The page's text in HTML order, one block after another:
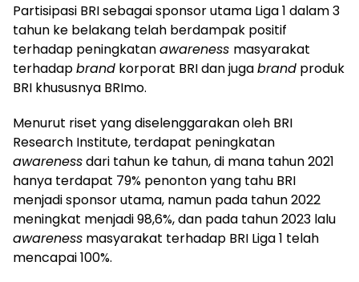
Partisipasi BRI sebagai sponsor utama Liga 1 dalam 3
tahun ke belakang telah berdampak positif
terhadap peningkatanawareness masyarakat
terhadapbrand korporat BRI dan jugabrand produk
BRI khususnya BRImo.
Menurut riset yang diselenggarakan oleh BRI
Research Institute, terdapat peningkatan
awarenessdari tahun ke tahun, di mana tahun 2021
hanya terdapat 79% penonton yang tahu BRI
menjadi sponsor utama, namun pada tahun 2022
meningkat menjadi 98,6%, dan pada tahun 2023 lalu
awareness masyarakat terhadap BRI Liga 1 telah
mencapai 100%.